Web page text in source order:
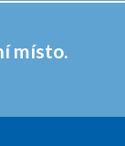
místo.